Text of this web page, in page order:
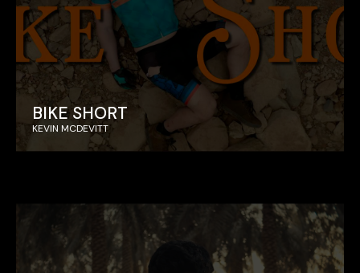
BIKE SHORT
KEVIN MCDEVITT